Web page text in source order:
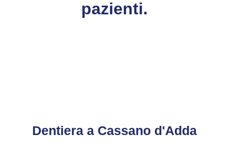
pazienti.
Dentiera a Cassano d'Adda